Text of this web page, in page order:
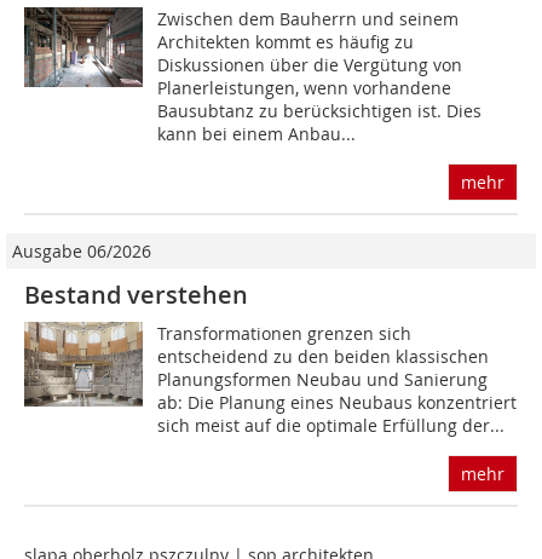
Zwischen dem Bauherrn und seinem
Architekten kommt es häufig zu
Diskussionen über die Vergütung von
Planerleistungen, wenn vorhandene
Bausubtanz zu berücksichtigen ist. Dies
kann bei einem Anbau...
mehr
Ausgabe 06/2026
Bestand verstehen
Transformationen grenzen sich
entscheidend zu den beiden klassischen
Planungsformen Neubau und Sanierung
ab: Die Planung eines Neubaus konzentriert
sich meist auf die optimale Erfüllung der...
mehr